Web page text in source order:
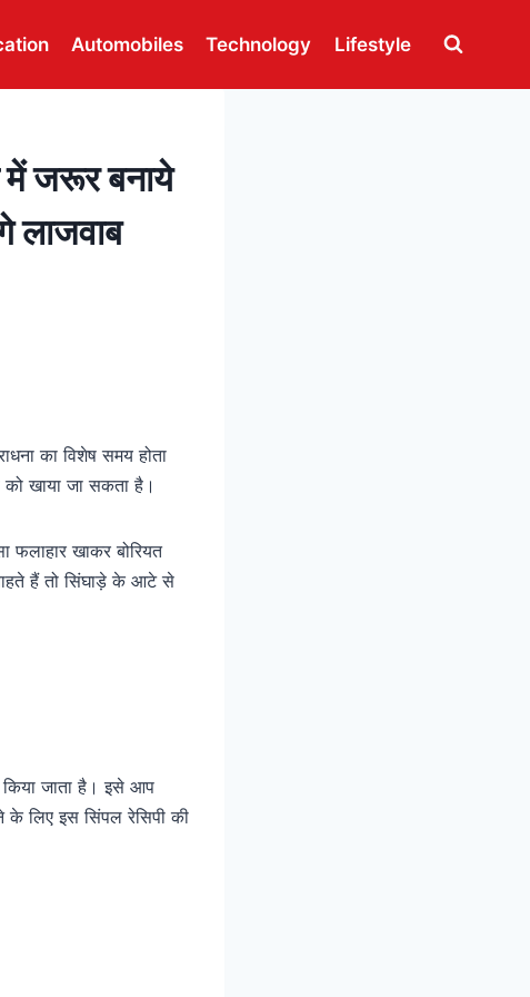
Automobiles Technology Lifestyle
जरूर बनाये
लाजवाब
का विशेष समय होता
खाया जा सकता है।
खाकर बोरियत
हैं तो सिंघाड़े के आटे से
जाता है। इसे आप
लिए इस सिंपल रेसिपी की